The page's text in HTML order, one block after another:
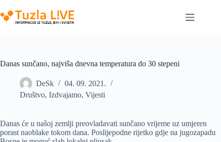
to
content
Danas sunčano, najviša dnevna temperatura do 30 stepeni
DeSk
04. 09. 2021.
Društvo, Izdvajamo, Vijesti
Danas će u našoj zemlji preovladavati sunčano vrijeme uz umjeren
porast naoblake tokom dana. Poslijepodne rijetko gdje na jugozapadu